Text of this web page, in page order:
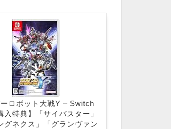
ロボット大戦Y – Switch
入特典】「サイバスター」
グネクス」「グランヴァン